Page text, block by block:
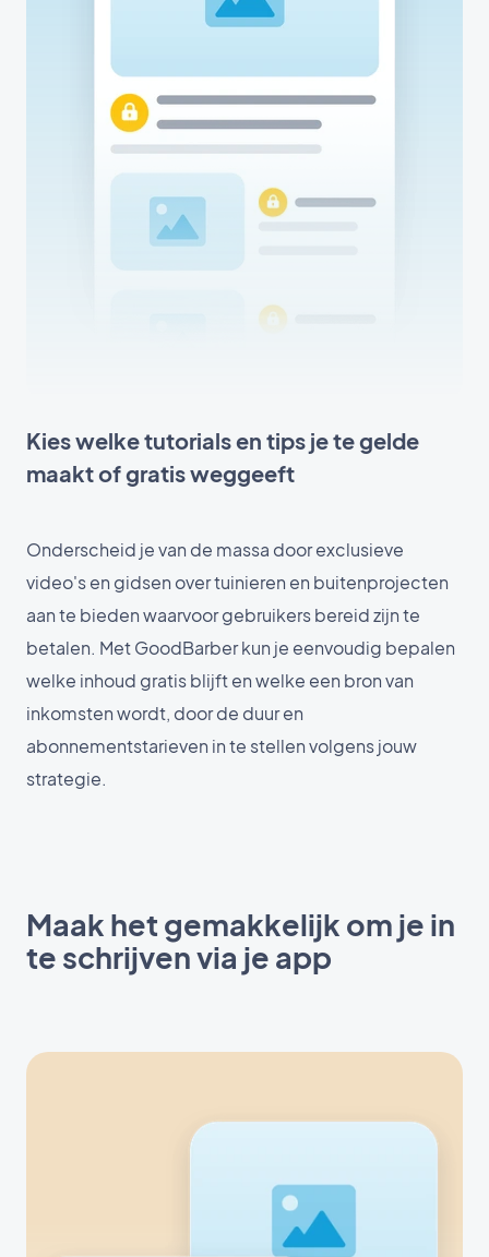
Kies welke tutorials en tips je te gelde
maakt of gratis weggeeft
Onderscheid je van de massa door exclusieve
video's en gidsen over tuinieren en buitenprojecten
aan te bieden waarvoor gebruikers bereid zijn te
betalen. Met GoodBarber kun je eenvoudig bepalen
welke inhoud gratis blijft en welke een bron van
inkomsten wordt, door de duur en
abonnementstarieven in te stellen volgens jouw
strategie.
Maak het gemakkelijk om je in
te schrijven via je app